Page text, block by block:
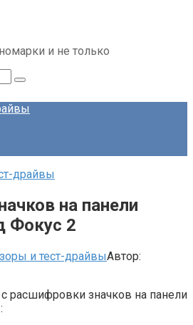
и не только
драйвы
на панели
Фокус 2
и тест-драйвыАвтор:
расшифровки значков на панели